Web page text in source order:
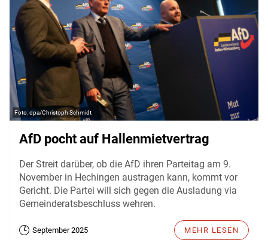
dpa/Christoph Schmidt
AfD pocht auf Hallenmietvertrag
Der Streit darüber, ob die AfD ihren Parteitag am 9.
November in Hechingen austragen kann, kommt vor
Gericht. Die Partei will sich gegen die Ausladung via
Gemeinderatsbeschluss wehren.
September 2025 MEHR LESEN